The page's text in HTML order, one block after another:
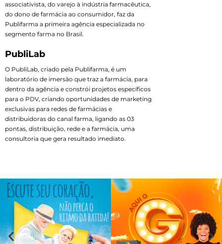
associativista, do varejo à indústria farmacêutica,
do dono de farmácia ao consumidor, faz da
Publifarma a primeira agência especializada no
segmento farma no Brasil.
PubliLab
O PubliLab, criado pela Publifarma, é um
laboratório de imersão que traz a farmácia, para
dentro da agência e constrói projetos específicos
para o PDV, criando oportunidades de marketing
exclusivas para redes de farmácias e
distribuidoras do canal farma, ligando as 03
pontas, distribuição, rede e a farmácia, uma
consultoria que gera resultado imediato.